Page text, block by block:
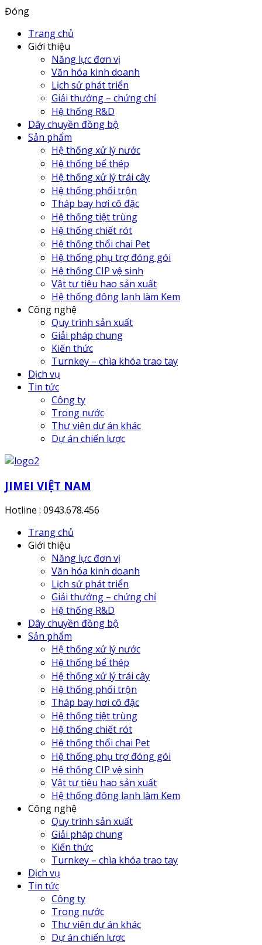
Đóng
Trang chủ
Giới thiệu
Năng lực đơn vị
Văn hóa kinh doanh
Lịch sử phát triển
Giải thưởng – chứng chỉ
Hệ thống R&D
Dây chuyền đồng bộ
Sản phẩm
Hệ thống xử lý nước
Hệ thống bể thép
Hệ thống xử lý trái cây
Hệ thống phối trộn
Tháp bay hơi cô đặc
Hệ thống tiệt trùng
Hệ thống chiết rót
Hệ thống thổi chai Pet
Hệ thống phụ trợ đóng gói
Hệ thống CIP vệ sinh
Vật tư tiêu hao sản xuất
Hệ thống đông lạnh làm Kem
Công nghệ
Quy trình sản xuất
Giải pháp chung
Kiến thức
Turnkey – chìa khóa trao tay
Dịch vụ
Tin tức
Công ty
Trong nước
Thư viên dự án khác
Dự án chiến lược
JIMEI VIỆT NAM
Hotline : 0943.678.456
Trang chủ
Giới thiệu
Năng lực đơn vị
Văn hóa kinh doanh
Lịch sử phát triển
Giải thưởng – chứng chỉ
Hệ thống R&D
Dây chuyền đồng bộ
Sản phẩm
Hệ thống xử lý nước
Hệ thống bể thép
Hệ thống xử lý trái cây
Hệ thống phối trộn
Tháp bay hơi cô đặc
Hệ thống tiệt trùng
Hệ thống chiết rót
Hệ thống thổi chai Pet
Hệ thống phụ trợ đóng gói
Hệ thống CIP vệ sinh
Vật tư tiêu hao sản xuất
Hệ thống đông lạnh làm Kem
Công nghệ
Quy trình sản xuất
Giải pháp chung
Kiến thức
Turnkey – chìa khóa trao tay
Dịch vụ
Tin tức
Công ty
Trong nước
Thư viên dự án khác
Dự án chiến lược